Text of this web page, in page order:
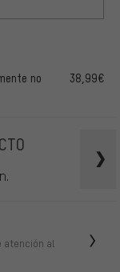
no
38,99€
atención al